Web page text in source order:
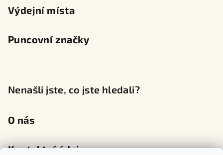
Výdejní místa
Puncovní značky
Nenašli jste, co jste hledali?
O nás
Kontaktní údaje